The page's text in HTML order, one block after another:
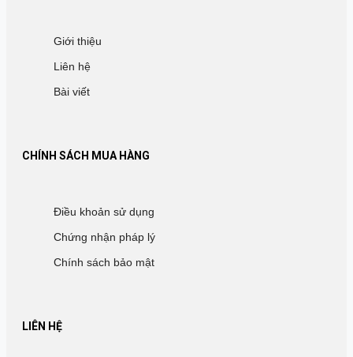
Giới thiệu
Liên hệ
Bài viết
CHÍNH SÁCH MUA HÀNG
Điều khoản sử dụng
Chứng nhận pháp lý
Chính sách bảo mật
LIÊN HỆ